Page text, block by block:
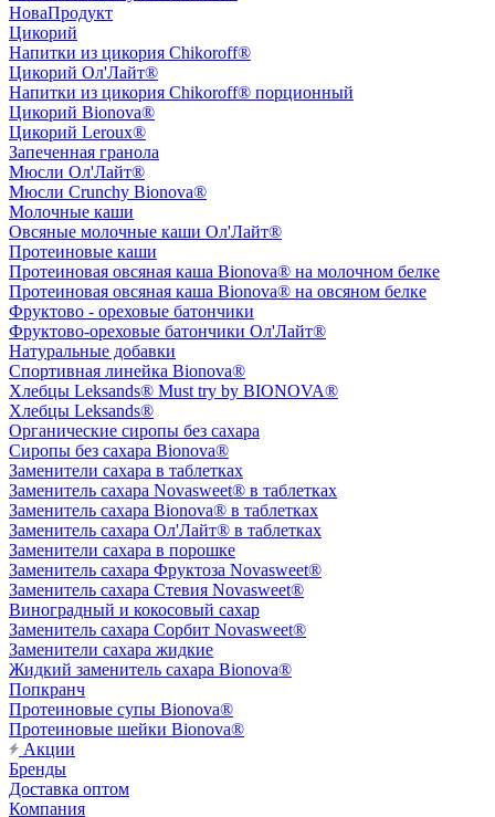
НоваПродукт
Цикорий
Напитки из цикория Chikoroff®
Цикорий Ол'Лайт®
Напитки из цикория Chikoroff® порционный
Цикорий Bionova®
Цикорий Leroux®
Запеченная гранола
Мюсли Ол'Лайт®
Мюсли Crunchy Bionova®
Молочные каши
Овсяные молочные каши Ол'Лайт®
Протеиновые каши
Протеиновая овсяная каша Bionova® на молочном белке
Протеиновая овсяная каша Bionova® на овсяном белке
Фруктово - ореховые батончики
Фруктово-ореховые батончики Ол'Лайт®
Натуральные добавки
Спортивная линейка Bionova®
Хлебцы Leksands® Must try by BIONOVA®
Хлебцы Leksands®
Органические сиропы без сахара
Сиропы без сахара Bionova®
Заменители сахара в таблетках
Заменитель сахара Novasweet® в таблетках
Заменитель сахара Bionova® в таблетках
Заменитель сахара Ол'Лайт® в таблетках
Заменители сахара в порошке
Заменитель сахара Фруктоза Novasweet®
Заменитель сахара Стевия Novasweet®
Виноградный и кокосовый сахар
Заменитель сахара Сорбит Novasweet®
Заменители сахара жидкие
Жидкий заменитель сахара Bionova®
Попкранч
Протеиновые супы Bionova®
Протеиновые шейки Bionova®
Акции
Бренды
Доставка оптом
Компания